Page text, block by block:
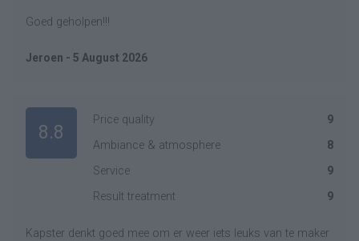
Goed geholpen!!!
Jeroen - 5 August 2026
8.8
Price quality
9
Ambiance & atmosphere
8
Service
9
Result treatment
9
Kapster denkt goed mee om er weer iets leuks van te maker